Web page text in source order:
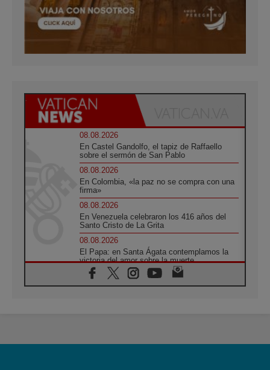
08.08.2026
En Castel Gandolfo, el tapiz de Raffaello
sobre el sermón de San Pablo
08.08.2026
En Colombia, «la paz no se compra con una
firma»
08.08.2026
En Venezuela celebraron los 416 años del
Santo Cristo de La Grita
08.08.2026
El Papa: en Santa Ágata contemplamos la
victoria del amor sobre la muerte
08.08.2026
León XIV visitará el Santuario de la Madre
07.08.2026